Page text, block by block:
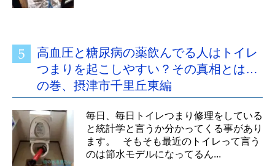
高血圧と糖尿病の薬飲んでる人はトイレ
つまりを起こしやすい？その真相とは…
の巻、摂津市千里丘東編
毎日、毎日トイレつまり修理をしている
と統計学と言うか分かってくる事があり
ます。 そもそも最近のトイレって言う
のは節水モデルになってるん...